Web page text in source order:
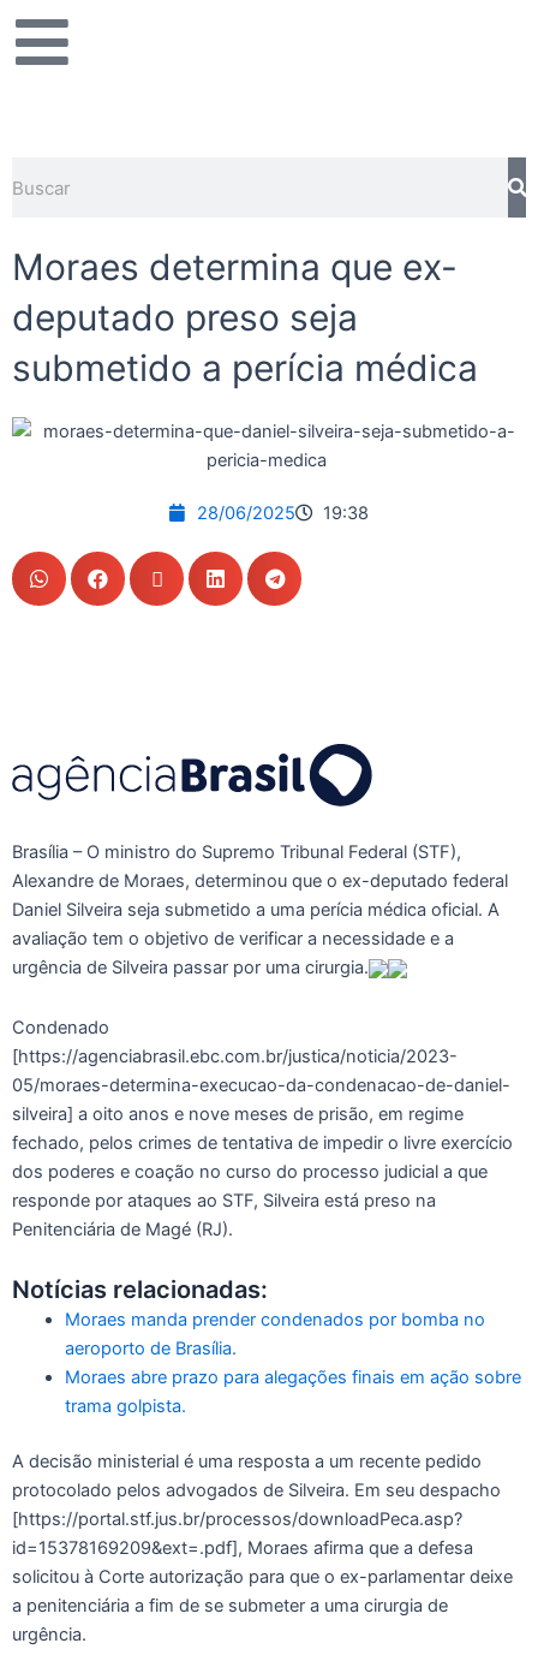
para
Moraes determina que ex-
deputado preso seja
submetido a perícia médica
28/06/2025 19:38
Brasília – O ministro do Supremo Tribunal Federal (STF),
Alexandre de Moraes, determinou que o ex-deputado federal
Daniel Silveira seja submetido a uma perícia médica oficial. A
avaliação tem o objetivo de verificar a necessidade e a
urgência de Silveira passar por uma cirurgia.
Condenado
[https://agenciabrasil.ebc.com.br/justica/noticia/2023-
05/moraes-determina-execucao-da-condenacao-de-daniel-
silveira] a oito anos e nove meses de prisão, em regime
fechado, pelos crimes de tentativa de impedir o livre exercício
dos poderes e coação no curso do processo judicial a que
responde por ataques ao STF, Silveira está preso na
Penitenciária de Magé (RJ).
Notícias relacionadas:
Moraes manda prender condenados por bomba no
aeroporto de Brasília.
Moraes abre prazo para alegações finais em ação sobre
trama golpista.
A decisão ministerial é uma resposta a um recente pedido
protocolado pelos advogados de Silveira. Em seu despacho
[https://portal.stf.jus.br/processos/downloadPeca.asp?
id=15378169209&ext=.pdf], Moraes afirma que a defesa
solicitou à Corte autorização para que o ex-parlamentar deixe
a penitenciária a fim de se submeter a uma cirurgia de
urgência.